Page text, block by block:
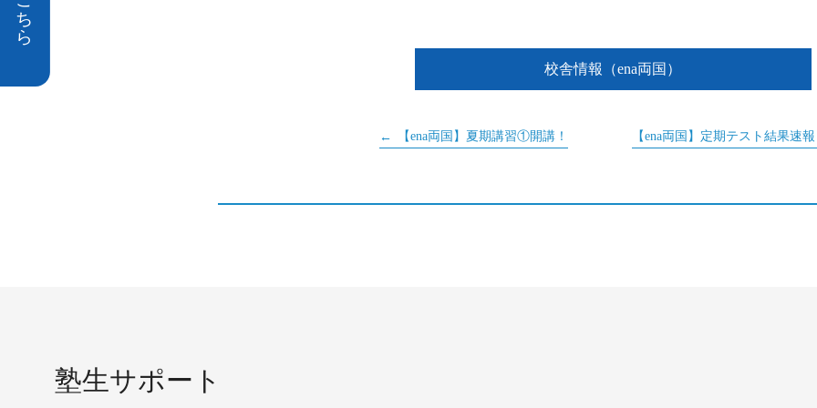
校舎情報（ena両国）
【ena両国】夏期講習①開講！ 【ena両国】定期テスト結果速
塾生サポート